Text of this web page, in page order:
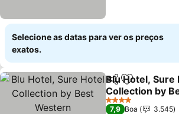
Selecione as datas para ver os preços
exatos.
PartilharAdicionar
Blu Hotel, Sure
Collection by
Western
Ver preços
4 Estrelas
7,9 Boa
3.545